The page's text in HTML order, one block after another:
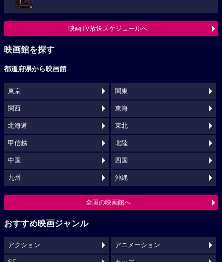
映画TV放送スケジュールへ
映画館を探す
都道府県から映画館
東京 関東
関西 東海
北海道 東北
甲信越 北陸
中国 四国
九州 沖縄
全国の映画館へ
おすすめ映画ジャンル
アクション アニメーション